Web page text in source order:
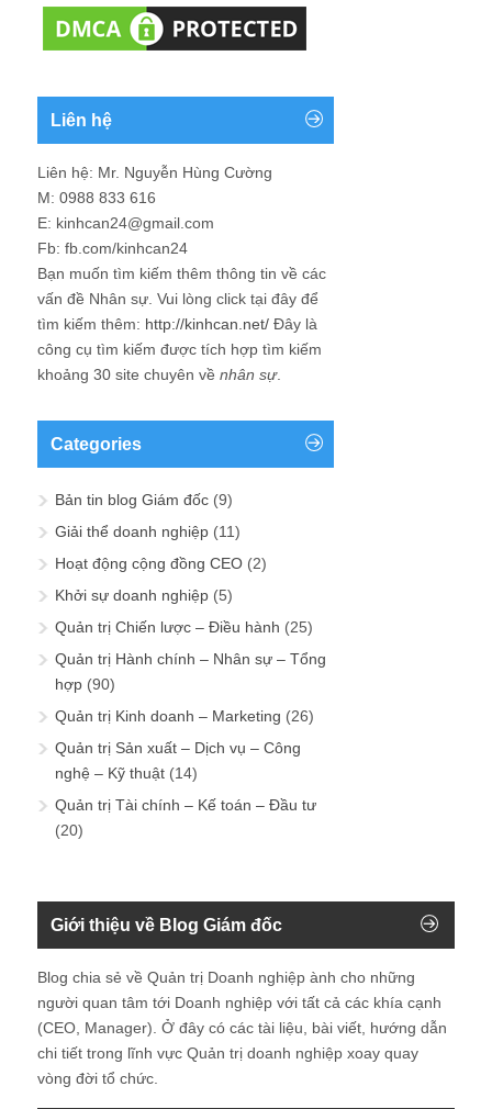
Liên hệ
Liên hệ: Mr. Nguyễn Hùng Cường
M: 0988 833 616
E: kinhcan24@gmail.com
Fb: fb.com/kinhcan24
Bạn muốn tìm kiếm thêm thông tin về các
vấn đề Nhân sự . Vui lòng click tại đây để
tìm kiếm thêm: http://kinhcan.net/ Đây là
công cụ tìm kiếm được tích hợp tìm kiếm
khoảng 30 site chuyên về nhân sự.
Categories
Bản tin blog Giám đốc (9)
Giải thể doanh nghiệp (11)
Hoạt động cộng đồng CEO (2)
Khởi sự doanh nghiệp (5)
Quản trị Chiến lược – Điều hành (25)
Quản trị Hành chính – Nhân sự – Tổng
hợp (90)
Quản trị Kinh doanh – Marketing (26)
Quản trị Sản xuất – Dịch vụ – Công
nghệ – Kỹ thuật (14)
Quản trị Tài chính – Kế toán – Đầu tư
(20)
Giới thiệu về Blog Giám đốc
Blog chia sẻ về Quản trị Doanh nghiệp ành cho những
người quan tâm tới Doanh nghiệp với tất cả các khía cạnh
(CEO, Manager). Ở đây có các tài liệu, bài viết, hướng dẫn
chi tiết trong lĩnh vực Quản trị doanh nghiệp xoay quay
vòng đời tổ chức.